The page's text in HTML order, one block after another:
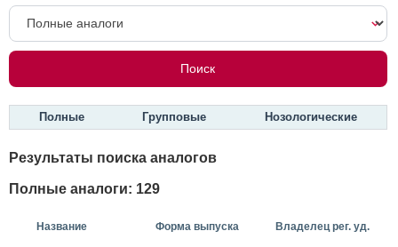
Полные Групповые Нозологические
Результаты поиска аналогов
Полные аналоги: 129
Название Форма выпуска Владелец рег. уд.